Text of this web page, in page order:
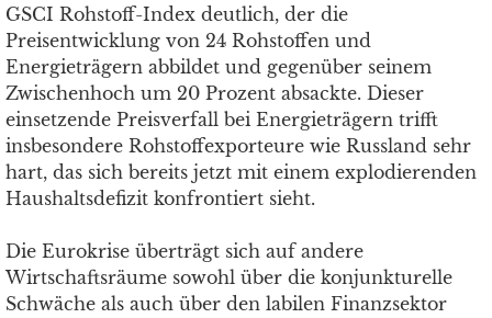
GSCI Rohstoff-Index deutlich, der die
Preisentwicklung von 24 Rohstoffen und
Energieträgern abbildet und gegenüber seinem
Zwischenhoch um 20 Prozent absackte. Dieser
einsetzende Preisverfall bei Energieträgern trifft
insbesondere Rohstoffexporteure wie Russland sehr
hart, das sich bereits jetzt mit einem explodierenden
Haushaltsdefizit konfrontiert sieht.
Die Eurokrise überträgt sich auf andere
Wirtschaftsräume sowohl über die konjunkturelle
Schwäche als auch über den labilen Finanzsektor